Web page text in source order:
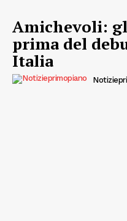
CONTENUTI
ECONOMIA
Esclusive
SPORT
Amichevoli:
prima del
Italia